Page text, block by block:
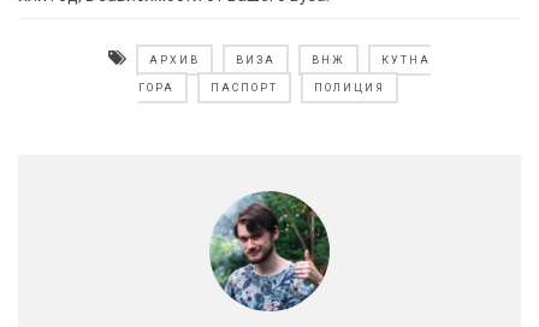
АРХИВ ВИЗА ВНЖ КУТНА
ГОРА ПАСПОРТ ПОЛИЦИЯ